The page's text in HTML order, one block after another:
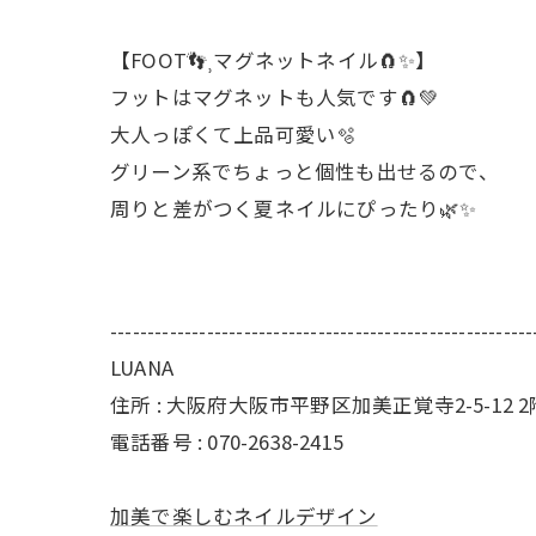
【FOOT👣⸒マグネットネイル🧲✨】
フットはマグネットも人気です🧲💚
大人っぽくて上品可愛い🫧
グリーン系でちょっと個性も出せるので、
周りと差がつく夏ネイルにぴったり🌿✨
LUANA
住所 : 大阪府大阪市平野区加美正覚寺2-5-12 2
電話番号 : 070-2638-2415
加美で楽しむネイルデザイン